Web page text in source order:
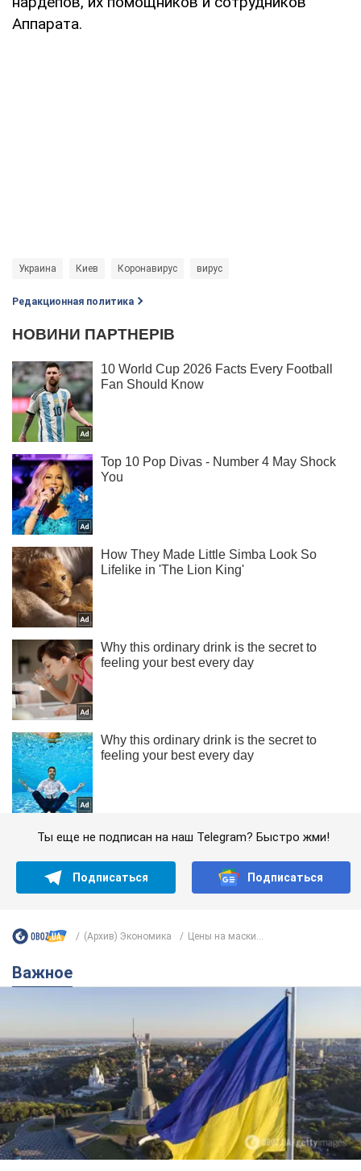
Аппарата.
Украина Киев Коронавирус вирус
Редакционная политика
Ты еще не подписан на наш Telegram? Быстро жми!
Подписаться Подписаться
(Архив) Экономика Цены на маски...
Важное